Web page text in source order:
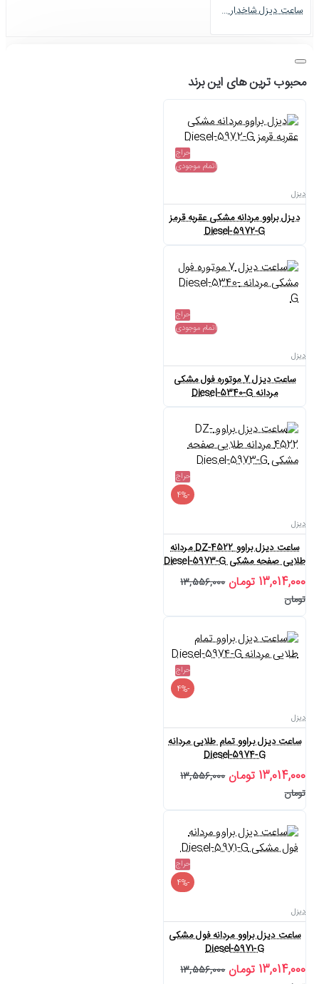
ساعت دیزل شاخدار مردانه قرمز Diesel-2704-G
محبوب ترین های این برند
حراج
اتمام موجودی
دیزل
دیزل براوو مردانه مشکی عقربه قرمز
Diesel-5972-G
حراج
اتمام موجودی
دیزل
ساعت دیزل 7 موتوره فول مشکی
مردانه Diesel-5340-G
حراج
-4%
دیزل
ساعت دیزل براوو DZ-4522 مردانه
طلایی صفحه مشکی Diesel-5973-G
13,014,000 تومان
13,556,000
تومان
حراج
-4%
دیزل
ساعت دیزل براوو تمام طلایی مردانه
Diesel-5974-G
13,014,000 تومان
13,556,000
تومان
حراج
-4%
دیزل
ساعت دیزل براوو مردانه فول مشکی
Diesel-5971-G
13,014,000 تومان
13,556,000